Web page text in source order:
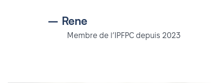
– Rene
Membre de l’IPFPC depuis 2023